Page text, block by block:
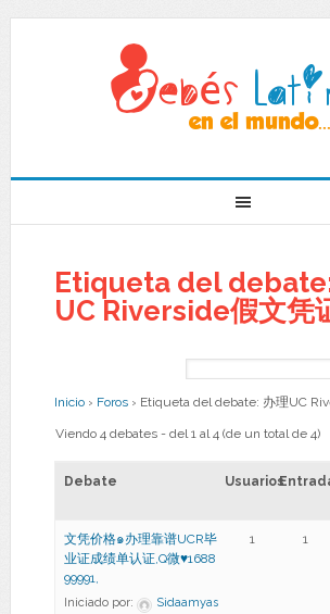
Etiqueta del
UC Riverside假文凭
Inicio › Foros › Etiqueta del debate: 办理UC
Viendo 4 debates - del 1 al 4 (de un total de 4)
Debate Usuarios
文凭价格๑办理靠谱UCR毕
业证成绩单认证,Q微♥1688
99991,
Iniciado por:
Sidaamyas
1 1